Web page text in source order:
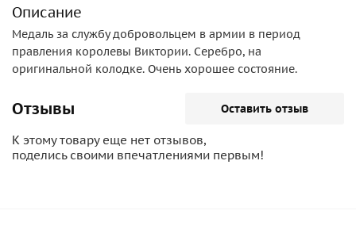
Описание
Медаль за службу добровольцем в армии в период
правления королевы Виктории. Серебро, на
оригинальной колодке. Очень хорошее состояние.
Отзывы Оставить отзыв
К этому товару еще нет отзывов,
поделись своими впечатлениями первым!